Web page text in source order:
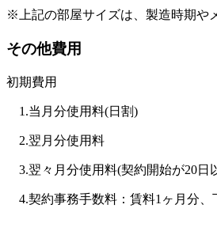
※上記の部屋サイズは、製造時期や
その他費用
初期費用
1.当月分使用料(日割)
2.翌月分使用料
3.翌々月分使用料(契約開始が20日
4.契約事務手数料：賃料1ヶ月分、